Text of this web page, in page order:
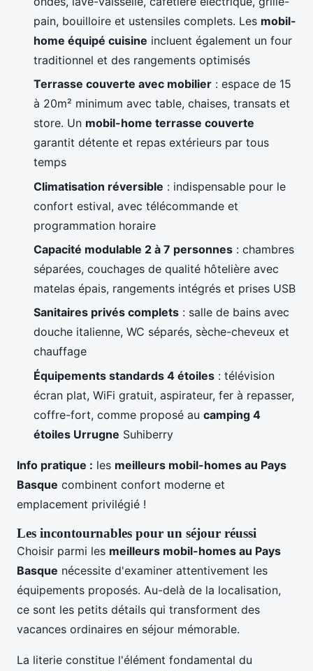
pain, bouilloire et ustensiles complets. Les mobil-
home équipé cuisine incluent également un four
traditionnel et des rangements optimisés
Terrasse couverte avec mobilier : espace de 15
à 20m² minimum avec table, chaises, transats et
store. Un mobil-home terrasse couverte
garantit détente et repas extérieurs par tous
temps
Climatisation réversible : indispensable pour le
confort estival, avec télécommande et
programmation horaire
Capacité modulable 2 à 7 personnes : chambres
séparées, couchages de qualité hôtelière avec
matelas épais, rangements intégrés et prises USB
Sanitaires privés complets : salle de bains avec
douche italienne, WC séparés, sèche-cheveux et
chauffage
Équipements standards 4 étoiles : télévision
écran plat, WiFi gratuit, aspirateur, fer à repasser,
coffre-fort, comme proposé au camping 4
étoiles Urrugne Suhiberry
Info pratique : les meilleurs mobil-homes au Pays
Basque combinent confort moderne et
emplacement privilégié !
Les incontournables pour un séjour réussi
Choisir parmi les meilleurs mobil-homes au Pays
Basque nécessite d'examiner attentivement les
équipements proposés. Au-delà de la localisation,
ce sont les petits détails qui transforment des
vacances ordinaires en séjour mémorable.
La literie constitue l'élément fondamental du